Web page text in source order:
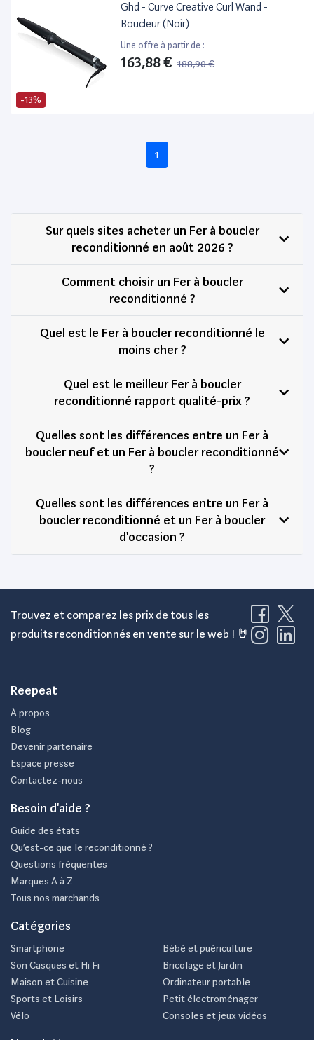
-13%
Ghd - Curve Creative Curl Wand -
Boucleur (Noir)
Une offre à partir de :
163,88 € 188,90 €
1
Sur quels sites acheter un Fer à boucler
reconditionné en août 2026 ?
Comment choisir un Fer à boucler
reconditionné ?
Quel est le Fer à boucler reconditionné le
moins cher ?
Quel est le meilleur Fer à boucler
reconditionné rapport qualité-prix ?
Quelles sont les différences entre un Fer à
boucler neuf et un Fer à boucler reconditionné
?
Quelles sont les différences entre un Fer à
boucler reconditionné et un Fer à boucler
d'occasion ?
Trouvez et comparez les prix de tous les
produits reconditionnés en vente sur le web ! 🤘
Reepeat
À propos
Blog
Devenir partenaire
Espace presse
Contactez-nous
Besoin d'aide ?
Guide des états
Qu’est-ce que le reconditionné ?
Questions fréquentes
Marques A à Z
Tous nos marchands
Catégories
Smartphone
Son Casques et Hi Fi
Maison et Cuisine
Sports et Loisirs
Vélo
Bébé et puériculture
Bricolage et Jardin
Ordinateur portable
Petit électroménager
Consoles et jeux vidéos